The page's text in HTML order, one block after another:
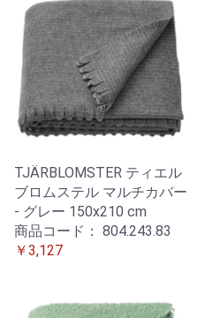
TJÄRBLOMSTER ティエル
ブロムステル マルチカバー
- グレー 150x210 cm
商品コード： 804.243.83
￥3,127